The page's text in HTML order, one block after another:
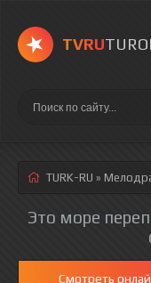
TVRU
TURK-RU »
Это море
Смотреть